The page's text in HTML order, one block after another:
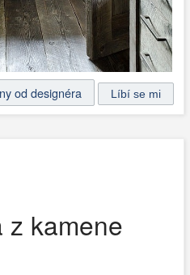
od designéra
z kamene